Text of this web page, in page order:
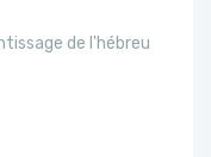
de l'hébreu